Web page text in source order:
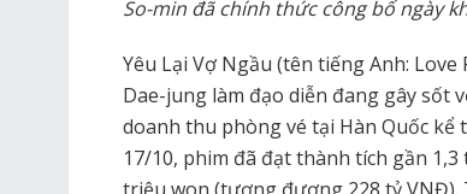
So-min đã chính thức công bố ngày
Yêu Lại Vợ Ngầu (tên tiếng Anh:
Dae-jung làm đạo diễn đang gây sốt
doanh thu phòng vé tại Hàn Quốc
17/10, phim đã đạt thành tích gần
triệu won (tương đương 228 tỷ